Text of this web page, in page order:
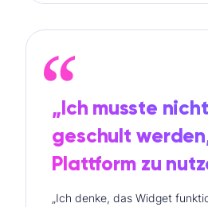
„Ich musste
geschult
Plattform zu
„Ich denke, das Widget